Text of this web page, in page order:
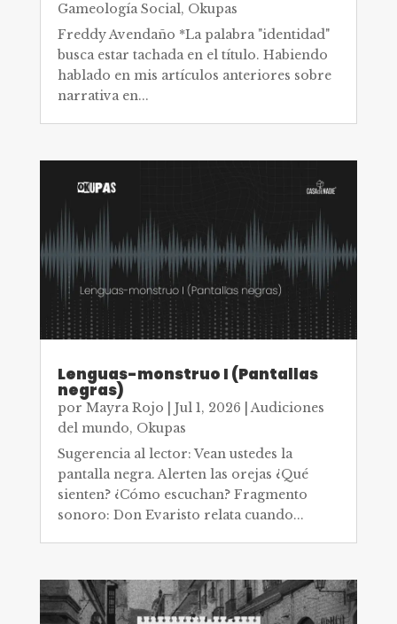
Gameología Social, Okupas
Freddy Avendaño *La palabra "identidad"
busca estar tachada en el título. Habiendo
hablado en mis artículos anteriores sobre
narrativa en...
Lenguas-monstruo I (Pantallas
negras)
por Mayra Rojo Jul 1, 2026 |Audiciones
del mundo, Okupas
Sugerencia al lector: Vean ustedes la
pantalla negra. Alerten las orejas ¿Qué
sienten? ¿Cómo escuchan? Fragmento
sonoro: Don Evaristo relata cuando...